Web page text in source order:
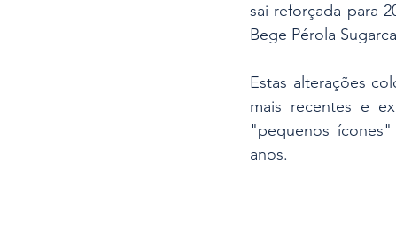
sai reforçada para
Bege Pérola
Estas alterações
mais recentes e
"pequenos
anos.